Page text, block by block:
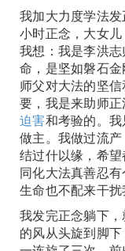
我加大力度学法
小时正念，大女
我想：我是李洪
命，是坚如磐石
师父对大法的坚
要，我是来助师
迫害和考验的。
做主。我做过流
结过什以缘，希
同化大法真善忍
生命也不配来干扰
我发完正念躺下
的风从头旋到脚